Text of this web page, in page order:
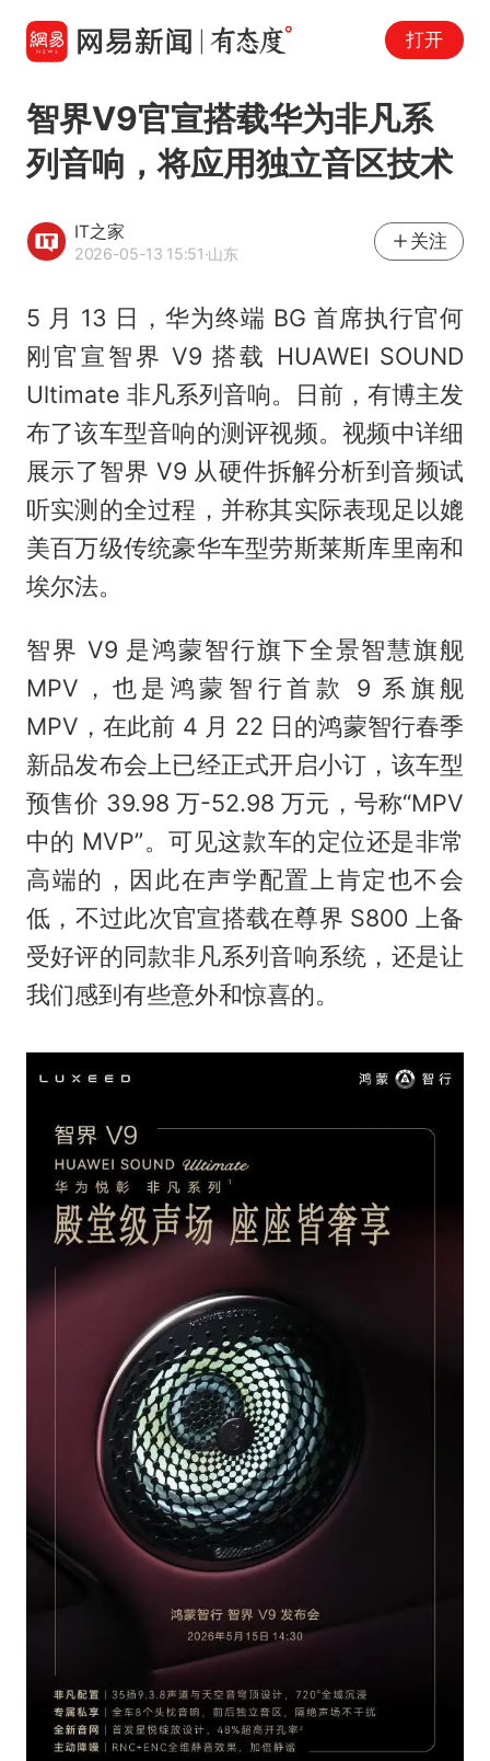
打开
智界V9官宣搭载华为非凡系
列音响，将应用独立音区技术
IT之家
2026-05-13 15:51·山东
关注
5 月 13 日，华为终端 BG 首席执行官何
刚官宣智界 V9 搭载 HUAWEI SOUND
Ultimate 非凡系列音响。日前，有博主发
布了该车型音响的测评视频。视频中详细
展示了智界 V9 从硬件拆解分析到音频试
听实测的全过程，并称其实际表现足以媲
美百万级传统豪华车型劳斯莱斯库里南和
埃尔法。
智界 V9 是鸿蒙智行旗下全景智慧旗舰
MPV，也是鸿蒙智行首款 9 系旗舰
MPV，在此前 4 月 22 日的鸿蒙智行春季
新品发布会上已经正式开启小订，该车型
预售价 39.98 万-52.98 万元，号称“MPV
中的 MVP”。可见这款车的定位还是非常
高端的，因此在声学配置上肯定也不会
低，不过此次官宣搭载在尊界 S800 上备
受好评的同款非凡系列音响系统，还是让
我们感到有些意外和惊喜的。